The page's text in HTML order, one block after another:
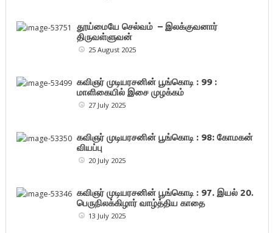
தூய்மையே செல்வம் – இலக்குவனார்
திருவள்ளுவன்
25 August 2025
கவிஞர் முடியரசனின் பூங்கொடி : 99 :
மாளிகையில் இசை முழக்கம்
27 July 2025
கவிஞர் முடியரசனின் பூங்கொடி : 98: கோமகன்
வியப்பு
20 July 2025
கவிஞர் முடியரசனின் பூங்கொடி : 97. இயல் 20.
பெருநிலக்கிழார் வாழ்த்திய காதை
13 July 2025